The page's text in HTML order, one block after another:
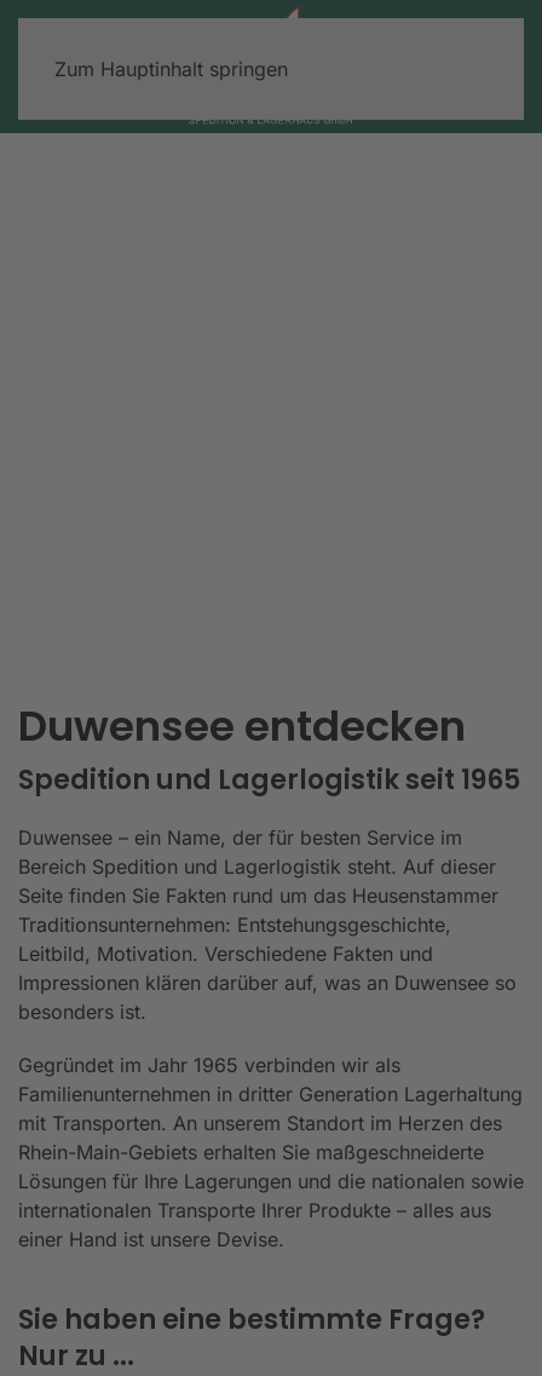
Zum Hauptinhalt springen
Duwensee entdecken
Spedition und Lagerlogistik seit 1965
Duwensee – ein Name, der für besten Service im
Bereich Spedition und Lagerlogistik steht. Auf dieser
Seite finden Sie Fakten rund um das Heusenstammer
Traditionsunternehmen: Entstehungsgeschichte,
Leitbild, Motivation. Verschiedene Fakten und
Impressionen klären darüber auf, was an Duwensee so
besonders ist.
Gegründet im Jahr 1965 verbinden wir als
Familienunternehmen in dritter Generation Lagerhaltung
mit Transporten. An unserem Standort im Herzen des
Rhein-Main-Gebiets erhalten Sie maßgeschneiderte
Lösungen für Ihre Lagerungen und die nationalen sowie
internationalen Transporte Ihrer Produkte – alles aus
einer Hand ist unsere Devise.
Sie haben eine bestimmte Frage?
Nur zu ...